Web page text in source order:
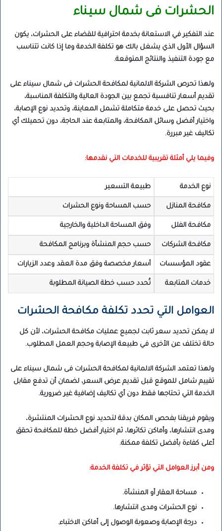
الحشرات فى شمال سيناء
عند التفكير في الاستعانة بخدمة احترافية للقضاء على الحشرات، يكون
السؤال الأول الذي يشغل بالك هو تكلفة الخدمة وما إذا كانت تتناسب
مع جودة التنفيذ والنتائج المتوقعة.
ولهذا تحرص الشركة الالمانية لمكافحة الحشرات فى شمال سيناء على
تقديم أسعار تنافسية تجمع بين الجودة العالية والتكلفة المناسبة،
بحيث تحصل على خدمة متكاملة تشمل المعاينة، وتحديد نوع الإصابة،
واختيار أفضل وسائل المكافحة، والمتابعة عند الحاجة، دون تحميلك أي
تكاليف غير مبررة.
وفيما يلي أمثلة تقريبية للخدمات التي نقدمها:
نوع الخدمة طبيعة التسعير
مكافحة المنازل حسب المساحة ونوع الحشرات
مكافحة الفلل وفق المساحة الداخلية والخارجية
مكافحة الشركات حسب حجم المنشأة وبرنامج المكافحة
عقود المؤسسات أسعار مخصصة وفق مدة العقد وعدد الزيارات
خدمات المتابعة تُحدد حسب خطة الصيانة المطلوبة
العوامل التي تحدد تكلفة مكافحة الحشرات
لا يمكن تحديد سعر ثابت لجميع عمليات مكافحة الحشرات، لأن كل
حالة تختلف عن الأخرى في طبيعة الإصابة وحجم العمل المطلوب.
ولهذا تعتمد الشركة الالمانية لمكافحة الحشرات فى شمال سيناء على
تقييم شامل للموقع قبل تقديم عرض السعر، لضمان أن تدفع مقابل
الخدمة التي تحتاجها فقط دون أي تكاليف إضافية غير ضرورية.
ويقوم فريقنا بفحص المكان بدقة لتحديد نوع الحشرات المنتشرة،
ومدى انتشارها، وأماكن تكاثرها، ثم اختيار أفضل خطة للمكافحة تحقق
أعلى كفاءة بأفضل تكلفة ممكنة.
ومن أبرز العوامل التي تؤثر في تكلفة الخدمة:
مساحة العقار أو المنشأة.
نوع الحشرات ومدى انتشارها.
درجة الإصابة وصعوبة الوصول إلى أماكن الاختباء.